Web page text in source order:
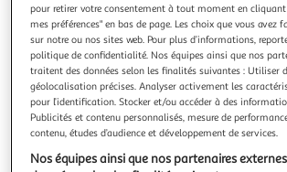
HOMEA
Collier pour chien design uni 40cm
Informations Techniques : Dimensions : L.
Polyuréthane Spécificités : Pratique & Efficace Collier Déco
Design Uni Pour Chiens Couleur : Rouge
En savoir +
Vous voulez connaître le prix de
Afficher le prix
pour retirer votre consentement à tout moment en cliquant
mes préférences" en bas de page. Les choix que vous avez
sur notre ou nos sites web. Pour plus d’informations,
politique de confidentialité. Nos équipes ainsi que nos
traitent des données selon les finalités suivantes : Utiliser
géolocalisation précises. Analyser activement les
pour l’identification. Stocker et/ou accéder à des
Publicités et contenu personnalisés, mesure de
contenu, études d’audience et développement de services.
Nos équipes ainsi que nos partenaires